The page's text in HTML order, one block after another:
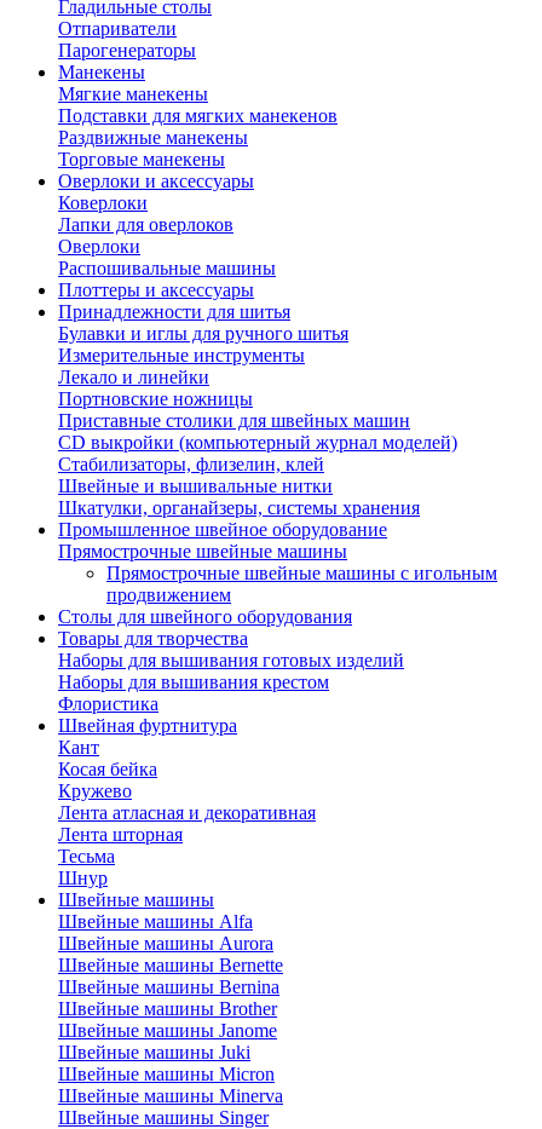
Гладильные столы
Отпариватели
Парогенераторы
Манекены
Мягкие манекены
Подставки для мягких манекенов
Раздвижные манекены
Торговые манекены
Оверлоки и аксессуары
Коверлоки
Лапки для оверлоков
Оверлоки
Распошивальные машины
Плоттеры и аксессуары
Принадлежности для шитья
Булавки и иглы для ручного шитья
Измерительные инструменты
Лекало и линейки
Портновские ножницы
Приставные столики для швейных машин
СD выкройки (компьютерный журнал моделей)
Стабилизаторы, флизелин, клей
Швейные и вышивальные нитки
Шкатулки, органайзеры, системы хранения
Промышленное швейное оборудование
Прямострочные швейные машины
Прямострочные швейные машины с игольным
продвижением
Столы для швейного оборудования
Товары для творчества
Наборы для вышивания готовых изделий
Наборы для вышивания крестом
Флористика
Швейная фуртнитура
Кант
Косая бейка
Кружево
Лента aтласная и декоративная
Лента шторная
Тесьма
Шнур
Швейные машины
Швейные машины Alfa
Швейные машины Aurora
Швейные машины Bernette
Швейные машины Bernina
Швейные машины Brother
Швейные машины Janome
Швейные машины Juki
Швейные машины Micron
Швейные машины Minerva
Швейные машины Singer